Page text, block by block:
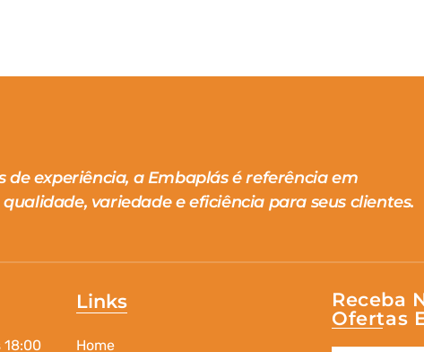
de experiência, a Embaplás é referência em
variedade e eficiência para seus clientes.
18:00
Links
Home
Receba
Ofertas